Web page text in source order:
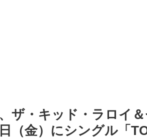
ザ・キッド・ラロイ
（金）にシングル「